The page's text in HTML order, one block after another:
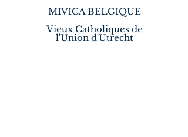
MIVICA BELGIQUE
Vieux Catholiques de
l'Union d'Utrecht